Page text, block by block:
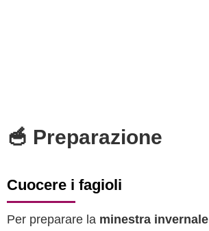
🥣 Preparazione
Cuocere i fagioli
Per preparare la minestra invernale